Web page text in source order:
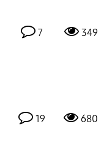
7 349
19 680